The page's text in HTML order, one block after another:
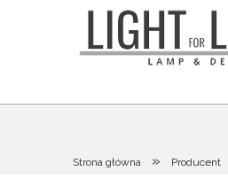
Strona główna » Producent